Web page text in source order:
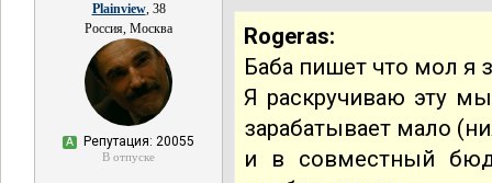
Plainview, 38
Россия, Москва
А Репутация: 20055
В отпуске
Rogeras:
Баба пишет что мол я
Я раскручиваю эту
зарабатывает мало
и в совместный